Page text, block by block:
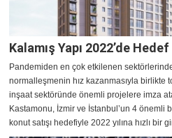
Kalamış Yapı 2022’de
Pandemiden en çok etkilenen
normalleşmenin hız kazanmasıyla birlikte
inşaat sektöründe önemli projelere imza
Kastamonu, İzmir ve İstanbul’un 4 önemli
konut satışı hedefiyle 2022 yılına hızlı bir